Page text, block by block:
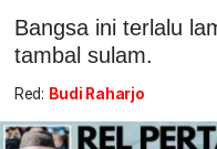
Bangsa ini terlalu
tambal sulam.
Red: Budi Raharjo